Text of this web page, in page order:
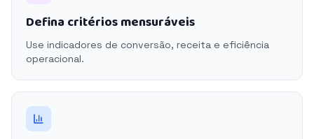
Defina critérios mensuráveis
Use indicadores de conversão, receita e eficiência
operacional.